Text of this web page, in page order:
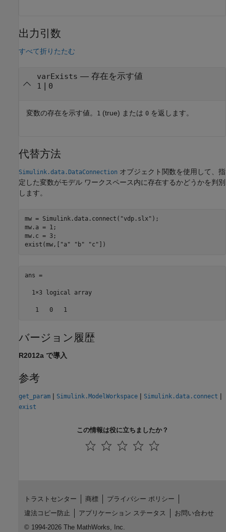
出力引数
すべて折りたたむ
varExists — 存在を示す値
1 | 0
変数の存在を示す値。 1 (true) または 0 を返します。
代替方法
Simulink.data.DataConnection オブジェクト関数を使用して、指
定した変数がモデル ワークスペース内に存在するかどうかを判別
します。
mw = Simulink.data.connect( "vdp.slx" );
mw.a = 1;
mw.c = 3;
exist(mw,[
"a" "b" "c"
ans =
  1×3 logical array
   1   0   1
バージョン履歴
R2012a で導入
参考
get_param | Simulink.ModelWorkspace | Simulink.data.connect |
exist
この情報は役に立ちましたか？
トラストセンター 商標
プライバシー ポリシー
違法コピー防止
アプリケーション ステータス
お問い合わせ
© 1994-2026 The MathWorks, Inc.